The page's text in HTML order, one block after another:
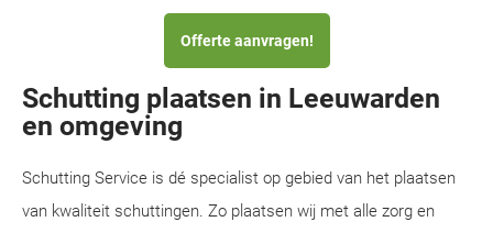
Offerte aanvragen!
Schutting plaatsen in Leeuwarden
en omgeving
Schutting Service is dé specialist op gebied van het plaatsen
van kwaliteit schuttingen. Zo plaatsen wij met alle zorg en